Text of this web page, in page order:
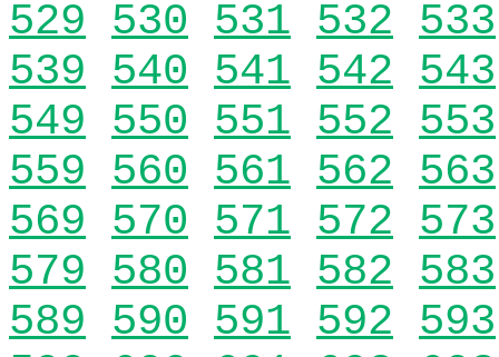
529 530 531 532 533
539 540 541 542 543
549 550 551 552 553
559 560 561 562 563
569 570 571 572 573
579 580 581 582 583
589 590 591 592 593